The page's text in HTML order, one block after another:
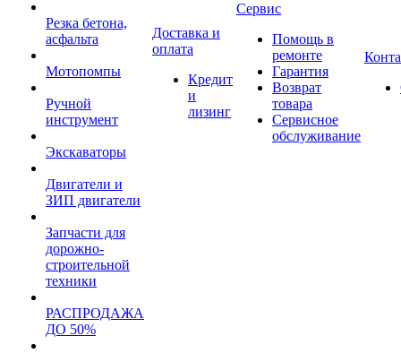
Резка бетона,
асфальта
Мотопомпы
Ручной
инструмент
Экскаваторы
Двигатели и
ЗИП двигатели
Запчасти для
дорожно-
строительной
техники
РАСПРОДАЖА
ДО 50%
Доставка и
оплата
Кредит
и
лизинг
Сервис
Помощь в
ремонте
Гарантия
Возврат
товара
Сервисное
обслуживание